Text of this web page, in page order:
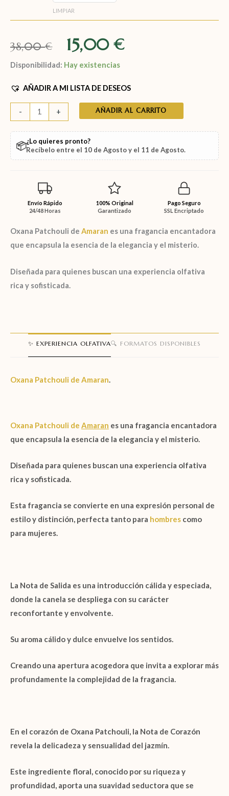
LIMPIAR
38,00€ 15,00€
Disponibilidad: Hay existencias
AÑADIR A MI LISTA DE DESEOS
- + AÑADIR AL CARRITO
📦¿Lo quieres pronto?
Recíbelo entre el 10 de Agostoy el 11 de Agosto.
Envío Rápido
24/48 Horas
100% Original
Garantizado
Pago Seguro
SSL Encriptado
Oxana Patchouli de Amaran es una fragancia encantadora
que encapsula la esencia de la elegancia y el misterio.
Diseñada para quienes buscan una experiencia olfativa
rica y sofisticada.
✨ EXPERIENCIA OLFATIVA🔍 FORMATOS DISPONIBLES
Oxana Patchouli de Amaran.
Oxana Patchouli de Amaran es una fragancia encantadora
que encapsula la esencia de la elegancia y el misterio.
Diseñada para quienes buscan una experiencia olfativa
rica y sofisticada.
Esta fragancia se convierte en una expresión personal de
estilo y distinción, perfecta tanto para hombres como
para mujeres.
La Nota de Salida es una introducción cálida y especiada,
donde la canela se despliega con su carácter
reconfortante y envolvente.
Su aroma cálido y dulce envuelve los sentidos.
Creando una apertura acogedora que invita a explorar más
profundamente la complejidad de la fragancia.
En el corazón de Oxana Patchouli, la Nota de Corazón
revela la delicadeza y sensualidad del jazmín.
Este ingrediente floral, conocido por su riqueza y
profundidad, aporta una suavidad seductora que se